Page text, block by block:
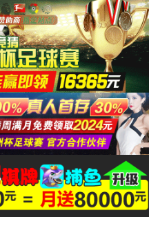
求的
在!